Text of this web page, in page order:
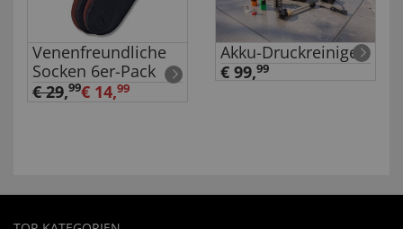
Venenfreundliche
Socken 6er-Pack
€ 29,99€ 14,99
Akku-Druckreiniger
€ 99,99